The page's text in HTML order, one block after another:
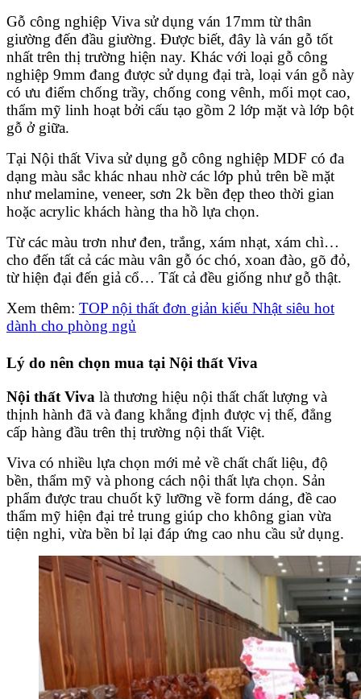
Gỗ công nghiệp Viva sử dụng ván 17mm từ thân
giường đến đầu giường. Được biết, đây là ván gỗ tốt
nhất trên thị trường hiện nay. Khác với loại gỗ công
nghiệp 9mm đang được sử dụng đại trà, loại ván gỗ này
có ưu điểm chống trầy, chống cong vênh, mối mọt cao,
thẩm mỹ linh hoạt bởi cấu tạo gồm 2 lớp mặt và lớp bột
gỗ ở giữa.
Tại Nội thất Viva sử dụng gỗ công nghiệp MDF có đa
dạng màu sắc khác nhau nhờ các lớp phủ trên bề mặt
như melamine, veneer, sơn 2k bền đẹp theo thời gian
hoặc acrylic khách hàng tha hồ lựa chọn.
Từ các màu trơn như đen, trắng, xám nhạt, xám chì…
cho đến tất cả các màu vân gỗ óc chó, xoan đào, gõ đỏ,
từ hiện đại đến giả cổ… Tất cả đều giống như gỗ thật.
Xem thêm: TOP nội thất đơn giản kiểu Nhật siêu hot
dành cho phòng ngủ
Lý do nên chọn mua tại Nội thất Viva
Nội thất Viva là thương hiệu nội thất chất lượng và
thịnh hành đã và đang khẳng định được vị thế, đẳng
cấp hàng đầu trên thị trường nội thất Việt.
Viva có nhiều lựa chọn mới mẻ về chất chất liệu, độ
bền, thẩm mỹ và phong cách nội thất lựa chọn. Sản
phẩm được trau chuốt kỹ lưỡng về form dáng, đề cao
thẩm mỹ hiện đại trẻ trung giúp cho không gian vừa
tiện nghi, vừa bền bỉ lại đáp ứng cao nhu cầu sử dụng.